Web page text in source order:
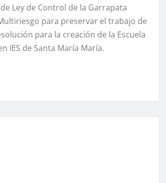
Ley de Control de la Garrapata
para preservar el trabajo de
para la creación de la Escuela
IES de Santa María María.